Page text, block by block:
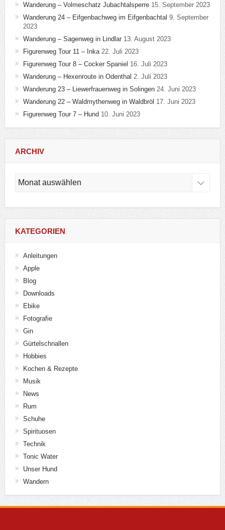
Wanderung – Volmeschatz Jubachtalsperre 15. September 2023
Wanderung 24 – Eifgenbachweg im Eifgenbachtal 9. September
2023
Wanderung – Sagenweg in Lindlar 13. August 2023
Figurenweg Tour 11 – Inka 22. Juli 2023
Figurenweg Tour 8 – Cocker Spaniel 16. Juli 2023
Wanderung – Hexenroute in Odenthal 2. Juli 2023
Wanderung 23 – Liewerfrauenweg in Solingen 24. Juni 2023
Wanderung 22 – Waldmythenweg in Waldbröl 17. Juni 2023
Figurenweg Tour 7 – Hund 10. Juni 2023
ARCHIV
KATEGORIEN
Anleitungen
Apple
Blog
Downloads
Ebike
Fotografie
Gin
Gürtelschnallen
Hobbies
Kochen & Rezepte
Musik
News
Rum
Schuhe
Spirituosen
Technik
Tonic Water
Unser Hund
Wandern